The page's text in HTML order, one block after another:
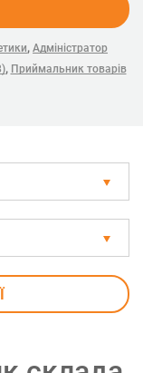
, Адміністратор
, Приймальник товарів